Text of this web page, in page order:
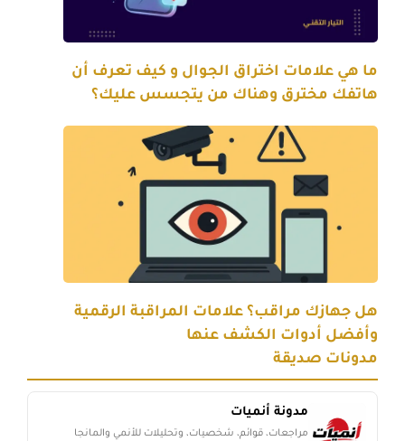
ما هي علامات اختراق الجوال و كيف تعرف أن
هاتفك مخترق وهناك من يتجسس عليك؟
هل جهازك مراقب؟ علامات المراقبة الرقمية
وأفضل أدوات الكشف عنها
مدونات صديقة
مدونة أنميات
مراجعات، قوائم، شخصيات، وتحليلات للأنمي والمانجا